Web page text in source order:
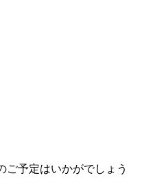
ご予定はいかがでしょう